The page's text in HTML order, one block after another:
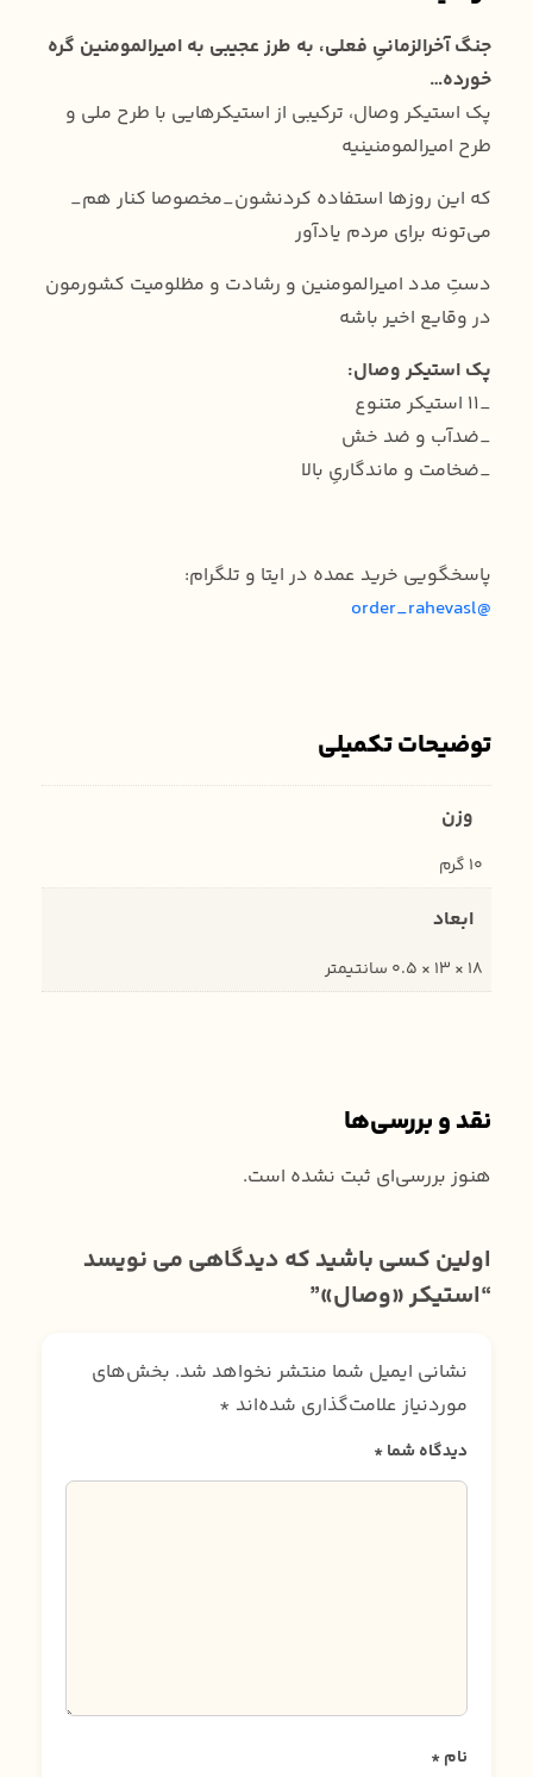
جنگ آخرالزمانیِ فعلی، به طرز عجیبی به امیرالمومنین گره
خورده…
پک استیکر وصال، ترکیبی از استیکرهایی با طرح ملی و
طرح امیرالمومنینیه
که این روزها استفاده کردنشون_مخصوصا کنار هم_
می‌تونه برای مردم یادآور
دستِ مدد امیرالمومنین و رشادت و مظلومیت‌ کشورمون
در وقایع اخیر باشه
پک استیکر وصال:
_۱۱ استیکر متنوع
_ضدآب و ضد خش
_ضخامت و ماندگاریِ بالا
پاسخگویی خرید عمده در ایتا و تلگرام:
@order_rahevasl
توضیحات تکمیلی
وزن
10 گرم
ابعاد
18 × 13 × 0.5 سانتیمتر
نقد و بررسی‌ها
هنوز بررسی‌ای ثبت نشده است.
اولین کسی باشید که دیدگاهی می نویسد
“استیکر «وصال»”
نشانی ایمیل شما منتشر نخواهد شد. بخش‌های
موردنیاز علامت‌گذاری شده‌اند *
دیدگاه شما*
نام*